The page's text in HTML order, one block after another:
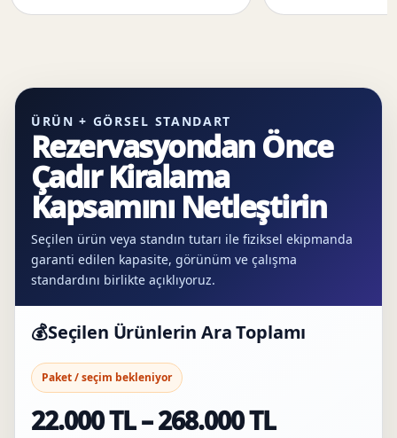
ÜRÜN + GÖRSEL STANDART
Rezervasyondan Önce
Çadır Kiralama
Kapsamını Netleştirin
Seçilen ürün veya standın tutarı ile fiziksel ekipmanda
garanti edilen kapasite, görünüm ve çalışma
standardını birlikte açıklıyoruz.
💰Seçilen Ürünlerin Ara Toplamı
Paket / seçim bekleniyor
22.000 TL – 268.000 TL